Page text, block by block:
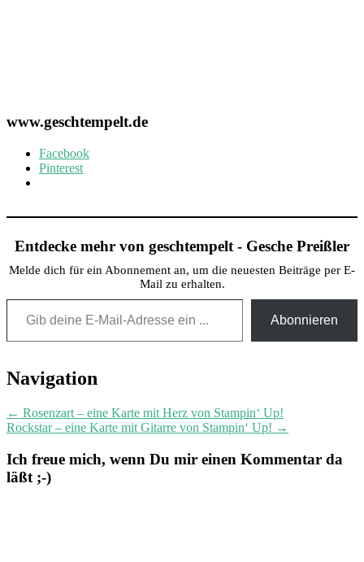
www.geschtempelt.de
Facebook
Pinterest
Entdecke mehr von geschtempelt - Gesche Preißler
Melde dich für ein Abonnement an, um die neuesten Beiträge per E-
Mail zu erhalten.
Gib deine E-Mail-Adresse ein ...
Abonnieren
Post
Navigation
← Rosenzart – eine Karte mit Herz von Stampin‘ Up!
Rockstar – eine Karte mit Gitarre von Stampin‘ Up! →
Ich freue mich, wenn Du mir einen Kommentar da
läßt ;-)